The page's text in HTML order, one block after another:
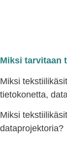
Miksi tarvitaan
Miksi
tietokonetta,
Miksi
dataprojektoria?